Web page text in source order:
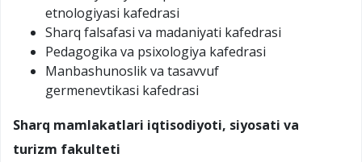
etnologiyasi kafedrasi
Sharq falsafasi va madaniyati kafedrasi
Pedagogika va psixologiya kafedrasi
Manbashunoslik va tasavvuf
germenevtikasi kafedrasi
Sharq mamlakatlari iqtisodiyoti, siyosati va
turizm fakulteti